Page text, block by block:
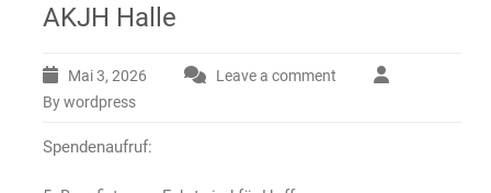
AKJH Halle
Mai 3, 2026
Leave a comment
By wordpress
Spendenaufruf: